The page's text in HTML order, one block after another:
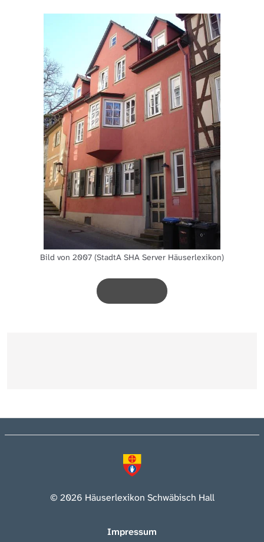
Bild von 2007 (StadtA SHA Server Häuserlexikon)
© 2026 Häuserlexikon Schwäbisch Hall
Impressum